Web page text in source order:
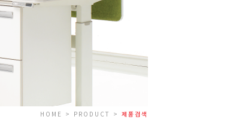
HOME > PRODUCT > 제품검색